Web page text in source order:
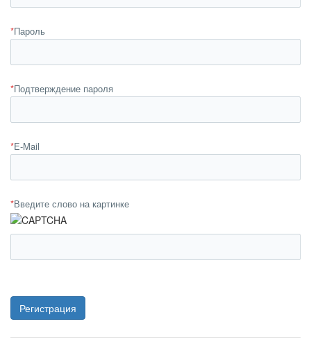
*Пароль
*Подтверждение пароля
*E-Mail
*Введите слово на картинке